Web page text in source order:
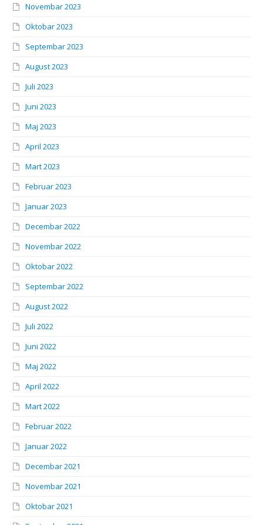
Novembar 2023
Oktobar 2023
Septembar 2023
August 2023
Juli 2023
Juni 2023
Maj 2023
April 2023
Mart 2023
Februar 2023
Januar 2023
Decembar 2022
Novembar 2022
Oktobar 2022
Septembar 2022
August 2022
Juli 2022
Juni 2022
Maj 2022
April 2022
Mart 2022
Februar 2022
Januar 2022
Decembar 2021
Novembar 2021
Oktobar 2021